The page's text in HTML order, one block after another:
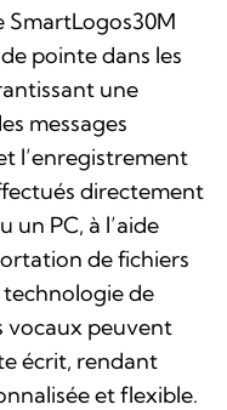
SmartLogos30M
pointe dans les
une
messages
l’enregistrement
directement
un PC, à l’aide
de fichiers
technologie de
vocaux peuvent
écrit, rendant
et flexible.